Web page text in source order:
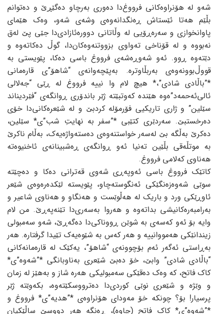
شەو لە هۆنراوەکانی فرووغ‌دا دەوری بەرچاو دەگێڕێ و دەتوانم
بڵێم هەتا ئێستاش ڕەنگدانەوەی وشەی شەو، وەک هێمای
پاوانخوازی و سەرەڕۆیی لە وڵاتانی دوورە‌ئازادی‌دا جێی پێ لەق
نەبووە و لە قۆناخی تەواوی بزووتنەوەکان‌دا، گوڵ دەکاتەوە و
دێتەوە ڕوو. ئەو شەوڕەشەی فرووغ‌ باسی دەکا، پێویستی بە
قووڵ‌بوونەوەی بەربڵاوترە. بەپێچەوانەی “شاهۆ”ی قارەمانی
*”باڵادی شادی”،* هیچ لام وا نییە فرووغ لە ڕێی “جەلالی
ئالی‌ئەحمەد”ەوە هێندە کەوتبێتە ژێر باندۆری ڕوانگەی “فێردیناند
سێلین” و ژاری تاریکیی فۆرمۆلە کردبێ و لە شێعرەکانی‌دا خۆی
دەرخستبێ. سەردێری کتێبی *”سفر بە نهایتِ شب”ی* سێلین،
دەکرێ بەڵگە بێ لەسەر خواستنەوەی دەستەواژەیەک، بەڵام ناکرێ
بە موتڵەقی بڵێین تەنیا ئەو ڕوانگەی ڕەشبینانەی ئاخنیوەتە
هەناوی کەلامی فرووغ.
کاتێک فرووغ باسی ئەوپەڕی شەوی قەترانی دەکا و دەچێتە
سوێی شەوەزەنگێکی ئەنگوستەچاو، پێویستە لێکدەرەوەی شێعر
ئاوڕێکی ورد و باریک لە هەڵوێست و هەنگاو و هەناوی شاعیر و
بەرامبەرەکانیشی بداتەوە و هەروا بەسەری‌دا تێنەپەڕێ. من لام
وایە بۆ ئەو کەسەی بە شوێن ڕووناکی‌دا دەگەڕێ، شەو سەمبولی
زیندانێکی هەمووانییە و هەر کەس بە شێوەیەک تێیدا گرفتارە. هەر
بەڕاستی ئەگەر ئەم بۆچوونەی “شاهۆ”، یەکێک لە قارەمانەکانی
“باڵادی شادی” وابێ، خۆ دەبێ شێعری بەناوبانگی *”شەوە”ی*
کاک فاتح، کە وەک دەقێکی سەمبولیکی هەرە شاز و بەهێز لە زمان
و وێژە و شێعری نوێی کوردی‌دا دەترووسکێتەوە، بکەوێتە ژێر
پرسیار! بۆ؟ چونکە خۆ مەودای هۆنراوەی *”هدیە”ی* فرووغ و
*”شەوە”ی* کاک فاتح (چاوە)، ڕەنگە هەر دووسێ‌ ساڵێکیان